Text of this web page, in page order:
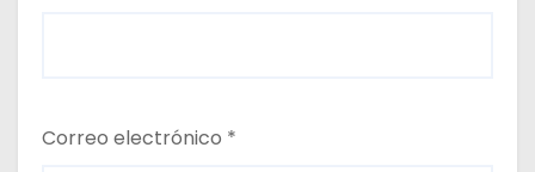
Correo electrónico *